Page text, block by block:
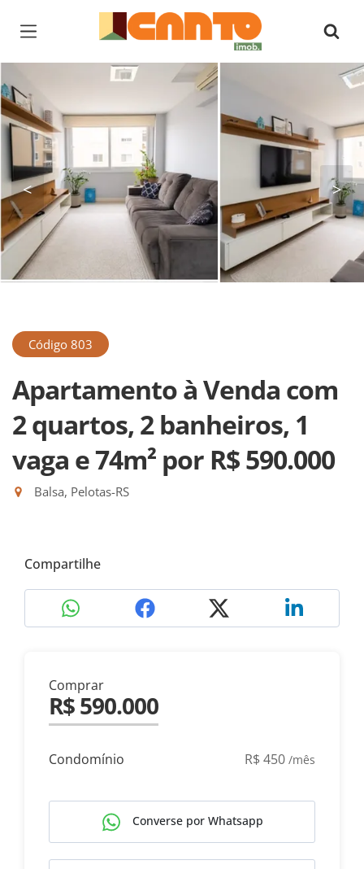
Página inicial
< >
Código 803
Apartamento à Venda com
2 quartos, 2 banheiros, 1
vaga e 74m² por R$ 590.000
Balsa, Pelotas-RS
Compartilhe
Comprar
R$ 590.000
Condomínio R$ 450 /mês
Converse por Whatsapp